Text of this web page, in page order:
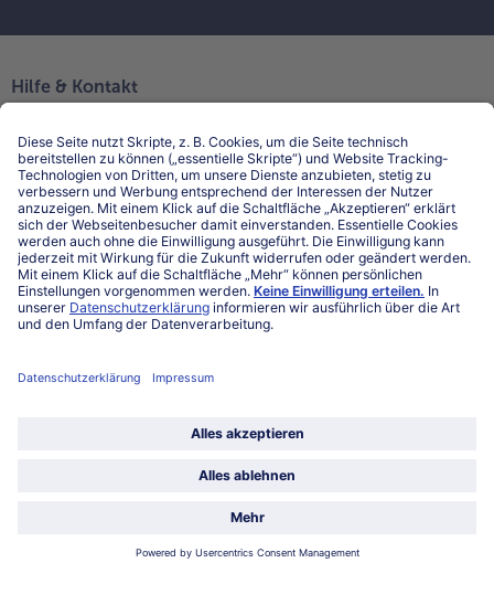
Hilfe & Kontakt
Kontakt
FAQ
Service
Unternehmen